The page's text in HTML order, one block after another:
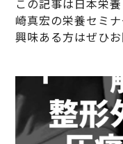
この記事は日本栄
崎真宏の栄養セミ
興味ある方はぜひ